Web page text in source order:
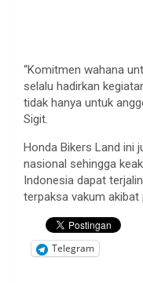
“Komitmen wahana
selalu hadirkan
tidak hanya untuk
Sigit.
Honda Bikers Land ini
nasional sehingga
Indonesia dapat
terpaksa vakum akibat
Telegram